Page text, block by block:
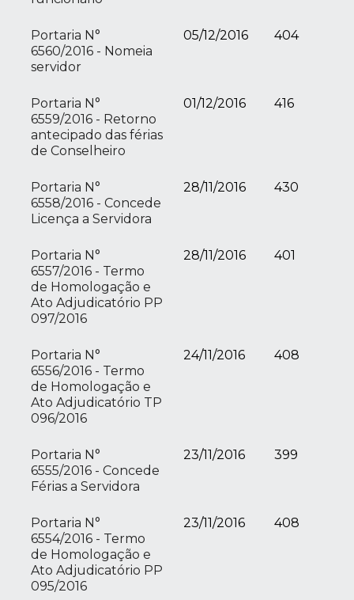
Portaria N°
6560/2016 - Nomeia
servidor
05/12/2016 404
Portaria N°
6559/2016 - Retorno
antecipado das férias
de Conselheiro
01/12/2016 416
Portaria N°
6558/2016 - Concede
Licença a Servidora
28/11/2016 430
Portaria N°
6557/2016 - Termo
de Homologação e
Ato Adjudicatório PP
097/2016
28/11/2016 401
Portaria N°
6556/2016 - Termo
de Homologação e
Ato Adjudicatório TP
096/2016
24/11/2016 408
Portaria N°
6555/2016 - Concede
Férias a Servidora
23/11/2016 399
Portaria N°
6554/2016 - Termo
de Homologação e
Ato Adjudicatório PP
095/2016
23/11/2016 408